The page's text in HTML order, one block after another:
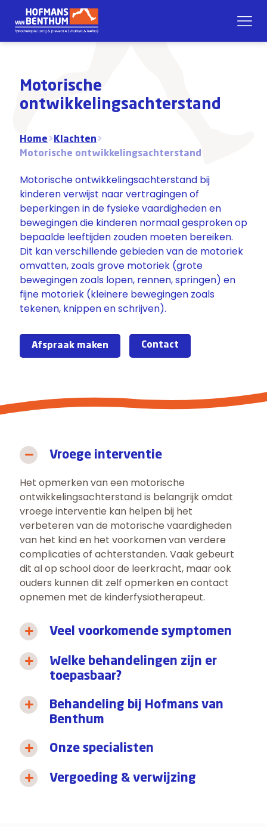
Motorische
ontwikkelingsachterstand
Home> Klachten>
Motorische ontwikkelingsachterstand
Motorische ontwikkelingsachterstand bij
kinderen verwijst naar vertragingen of
beperkingen in de fysieke vaardigheden en
bewegingen die kinderen normaal gesproken op
bepaalde leeftijden zouden moeten bereiken.
Dit kan verschillende gebieden van de motoriek
omvatten, zoals grove motoriek (grote
bewegingen zoals lopen, rennen, springen) en
fijne motoriek (kleinere bewegingen zoals
tekenen, knippenenschrijven).
Afspraak maken Contact
Vroege interventie
Het opmerken van een motorische
ontwikkelingsachterstand is belangrijk omdat
vroege interventie kan helpen bij het
verbeteren van de motorische vaardigheden
van het kind en het voorkomen van verdere
complicaties of achterstanden. Vaak gebeurt
dit al op school door de leerkracht, maar ook
ouders kunnen dit zelf opmerken en contact
opnemen met de kinderfysiotherapeut.
Veel voorkomende symptomen
Welke behandelingen zijn er
toepasbaar?
Behandeling bij Hofmans van
Benthum
Onze specialisten
Vergoeding & verwijzing